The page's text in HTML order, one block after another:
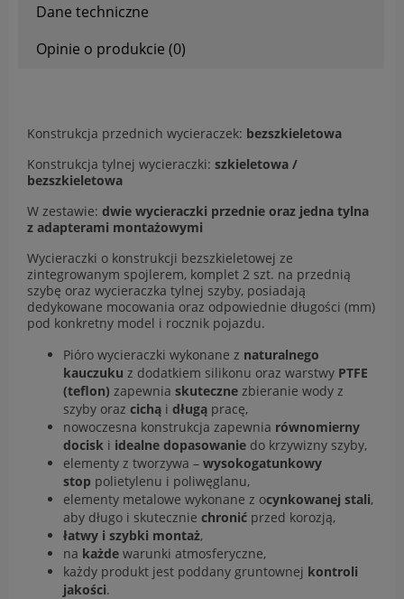
Dane techniczne
Opinie o produkcie (0)
Konstrukcja przednich wycieraczek: bezszkieletowa
Konstrukcja tylnej wycieraczki: szkieletowa /
bezszkieletowa
W zestawie: dwie wycieraczki przednie oraz jedna tylna
z adapterami montażowymi
Wycieraczki o konstrukcji bezszkieletowej ze
zintegrowanym spojlerem, komplet 2 szt. na przednią
szybę oraz wycieraczka tylnej szyby, posiadają
dedykowane mocowania oraz odpowiednie długości (mm)
pod konkretny model i rocznik pojazdu.
Pióro wycieraczki wykonane z naturalnego
kauczuku z dodatkiem silikonu oraz warstwy PTFE
(teflon) zapewnia skuteczne zbieranie wody z
szyby oraz cichą i długą pracę,
nowoczesna konstrukcja zapewnia równomierny
docisk i idealne dopasowanie do krzywizny szyby,
elementy z tworzywa – wysokogatunkowy
stop polietylenu i poliwęglanu,
elementy metalowe wykonane z ocynkowanej stali,
aby długo i skutecznie chronić przed korozją,
łatwy i szybki montaż,
na każde warunki atmosferyczne,
każdy produkt jest poddany gruntownej kontroli
jakości.